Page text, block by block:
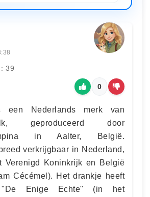
39
0
een Nederlands merk van
geproduceerd door
in Aalter, België.
verkrijgbaar in Nederland,
Verenigd Koninkrijk en België
Cécémel). Het drankje heeft
Enige Echte" (in het